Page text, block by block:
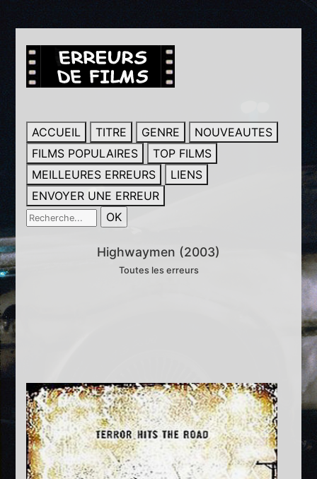
ACCUEIL TITRE GENRE
NOUVEAUTES
FILMS POPULAIRES
TOP FILMS
MEILLEURES ERREURS
LIENS
ENVOYER UNE ERREUR
Highwaymen (2003)
Toutes les erreurs